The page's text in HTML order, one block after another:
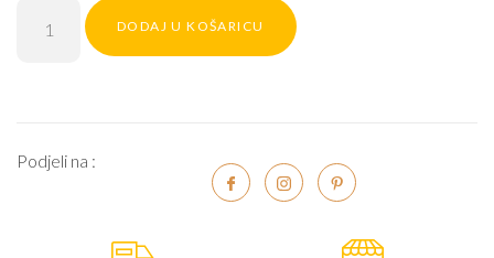
DODAJ U KOŠARICU
Podjeli na :